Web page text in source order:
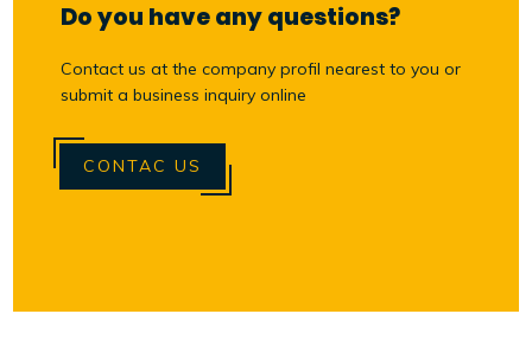
Do you have any questions?
Contact us at the company profil nearest to you or
submit a business inquiry online
CONTAC US